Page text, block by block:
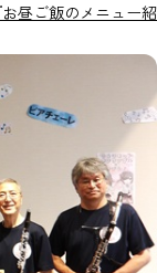
昼ご飯のメニュー紹